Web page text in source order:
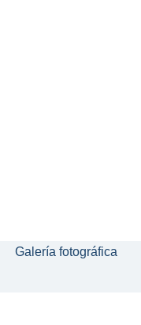
Galería fotográfica